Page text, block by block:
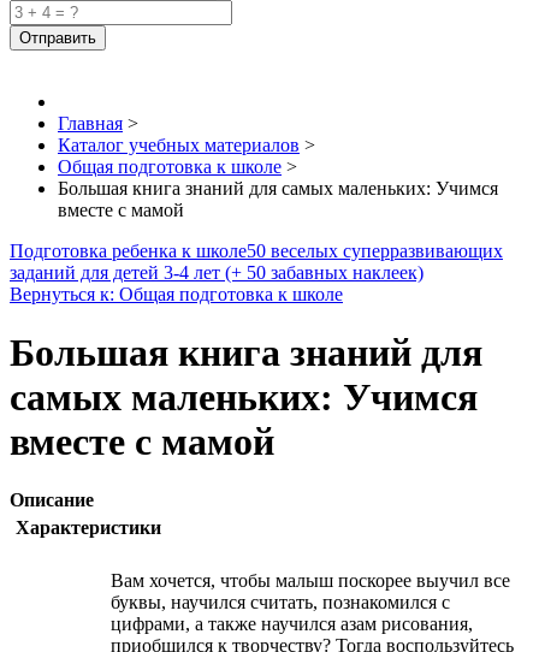
Главная >
Каталог учебных материалов >
Общая подготовка к школе >
Большая книга знаний для самых маленьких: Учимся
вместе с мамой
Подготовка ребенка к школе50 веселых суперразвивающих
заданий для детей 3-4 лет (+ 50 забавных наклеек)
Вернуться к: Общая подготовка к школе
Большая книга знаний для
самых маленьких: Учимся
вместе с мамой
Описание
Характеристики
Вам хочется, чтобы малыш поскорее выучил все
буквы, научился считать, познакомился с
цифрами, а также научился азам рисования,
приобщился к творчеству? Тогда воспользуйтесь